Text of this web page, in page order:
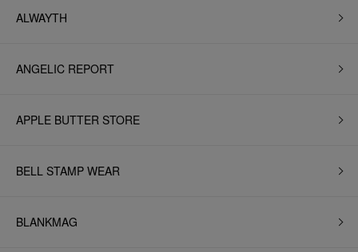
ALWAYTH
ANGELIC REPORT
APPLE BUTTER STORE
BELL STAMP WEAR
BLANKMAG